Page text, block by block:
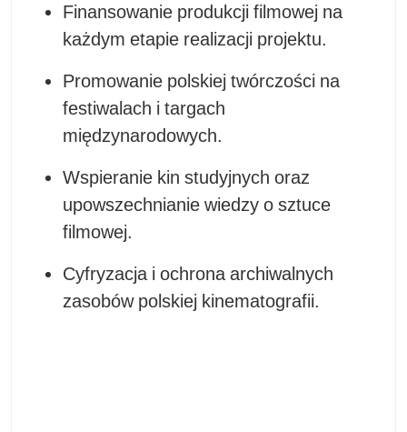
Finansowanie produkcji filmowej na
każdym etapie realizacji projektu.
Promowanie polskiej twórczości na
festiwalach i targach
międzynarodowych.
Wspieranie kin studyjnych oraz
upowszechnianie wiedzy o sztuce
filmowej.
Cyfryzacja i ochrona archiwalnych
zasobów polskiej kinematografii.